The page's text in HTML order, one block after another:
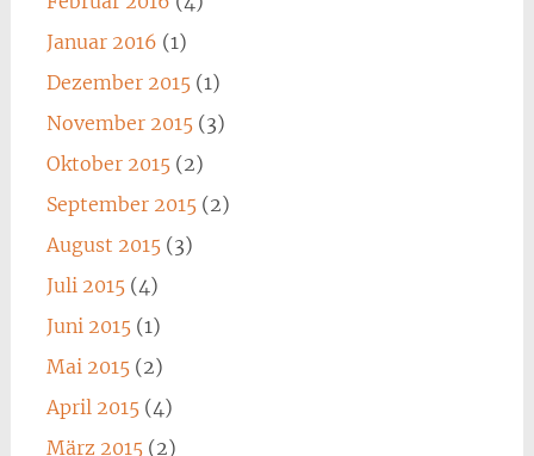
Januar 2016 (1)
Dezember 2015(1)
November 2015(3)
Oktober 2015(2)
September 2015(2)
August 2015(3)
Juli 2015(4)
Juni 2015(1)
Mai 2015(2)
April 2015(4)
März 2015(2)